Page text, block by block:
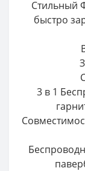
Стильный
быстро
3 в 1